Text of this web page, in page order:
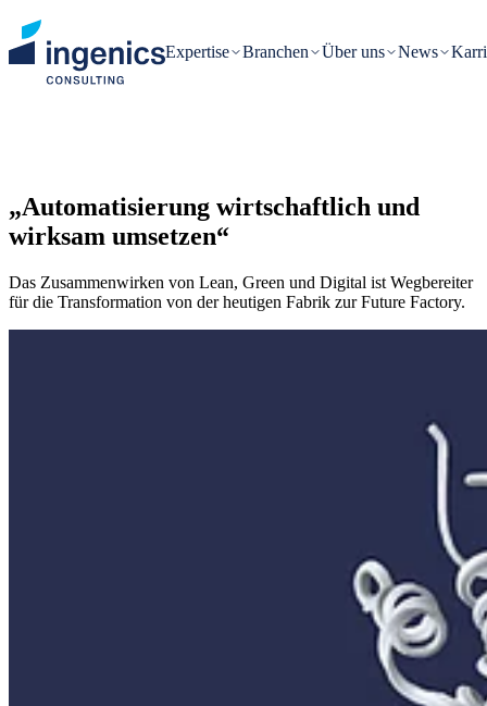
Expertise Branchen Über uns News
„Automatisierung wirtschaftlich und
wirksam umsetzen“
Das Zusammenwirken von Lean, Green und Digital ist Wegbereiter
für die Transformation von der heutigen Fabrik zur Future Factory.